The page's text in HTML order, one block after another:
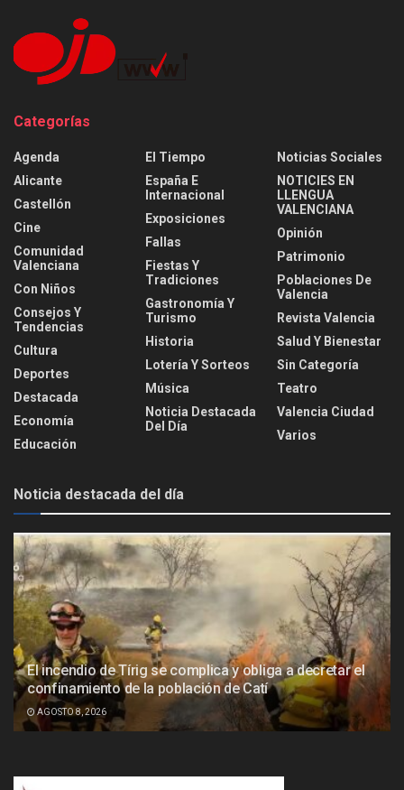
Categorías
Agenda
Alicante
Castellón
Cine
Comunidad
Valenciana
Con Niños
Consejos Y
Tendencias
Cultura
Deportes
Destacada
Economía
Educación
El Tiempo
España E
Internacional
Exposiciones
Fallas
Fiestas Y
Tradiciones
Gastronomía Y
Turismo
Historia
Lotería Y Sorteos
Música
Noticia Destacada
Del Día
Noticias Sociales
NOTICIES EN
LLENGUA
VALENCIANA
Opinión
Patrimonio
Poblaciones De
Valencia
Revista Valencia
Salud Y Bienestar
Sin Categoría
Teatro
Valencia Ciudad
Varios
Noticia destacada del día
El incendio de Tírig se complica y obliga a decretar el
confinamiento de la población de Catí
AGOSTO 8, 2026